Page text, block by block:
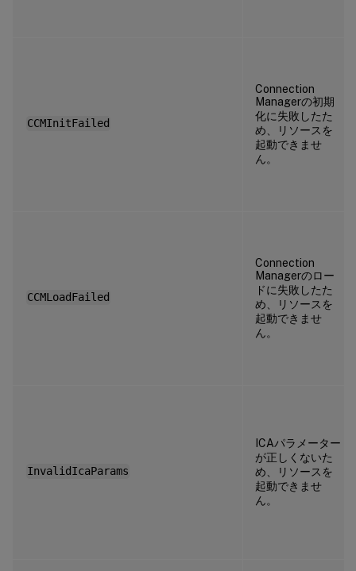
CCMInitFailed
Connection
Managerの初期
化に失敗したた
め、リソースを
起動できませ
ん。
CCMLoadFailed
Connection
Managerのロー
ドに失敗したた
め、リソースを
起動できませ
ん。
InvalidIcaParams
ICAパラメーター
が正しくないた
め、リソースを
起動できませ
ん。